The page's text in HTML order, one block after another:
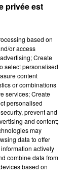
TAYLOR SWIFT
I Knew It, I Knew You
privée est
based on
or access
Create
select personalised
content
or combinations
services; Create
personalised
prevent and
and content;
may
data to offer
actively
combine data from
based on